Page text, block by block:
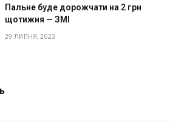
Пальне буде дорожчати на 2 грн
щотижня — ЗМІ
29 ЛИПНЯ, 2023